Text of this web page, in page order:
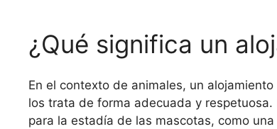
¿Qué significa un
En el contexto de animales, un alojamiento
los trata de forma adecuada y
para la estadía de las mascotas, como